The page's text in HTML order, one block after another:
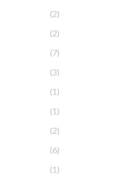
(2)
(2)
(7)
(3)
(1)
(1)
(2)
(6)
(1)